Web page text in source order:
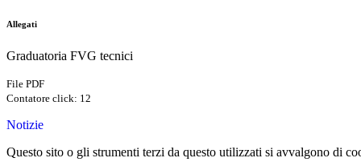
Allegati
Graduatoria FVG tecnici
File PDF
Contatore click: 12
Notizie
Questo sito o gli strumenti terzi da questo utilizzati si avvalgono di